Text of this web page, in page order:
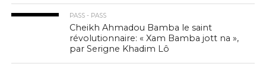
PASS - PASS
Cheikh Ahmadou Bamba le saint
révolutionnaire: « Xam Bamba jott na »,
par Serigne Khadim Lô